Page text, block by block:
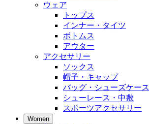
ウェア
トップス
インナー・タイツ
ボトムス
アウター
アクセサリー
ソックス
帽子・キャップ
バッグ・シューズケース
シューレース・中敷
スポーツアクセサリー
Women